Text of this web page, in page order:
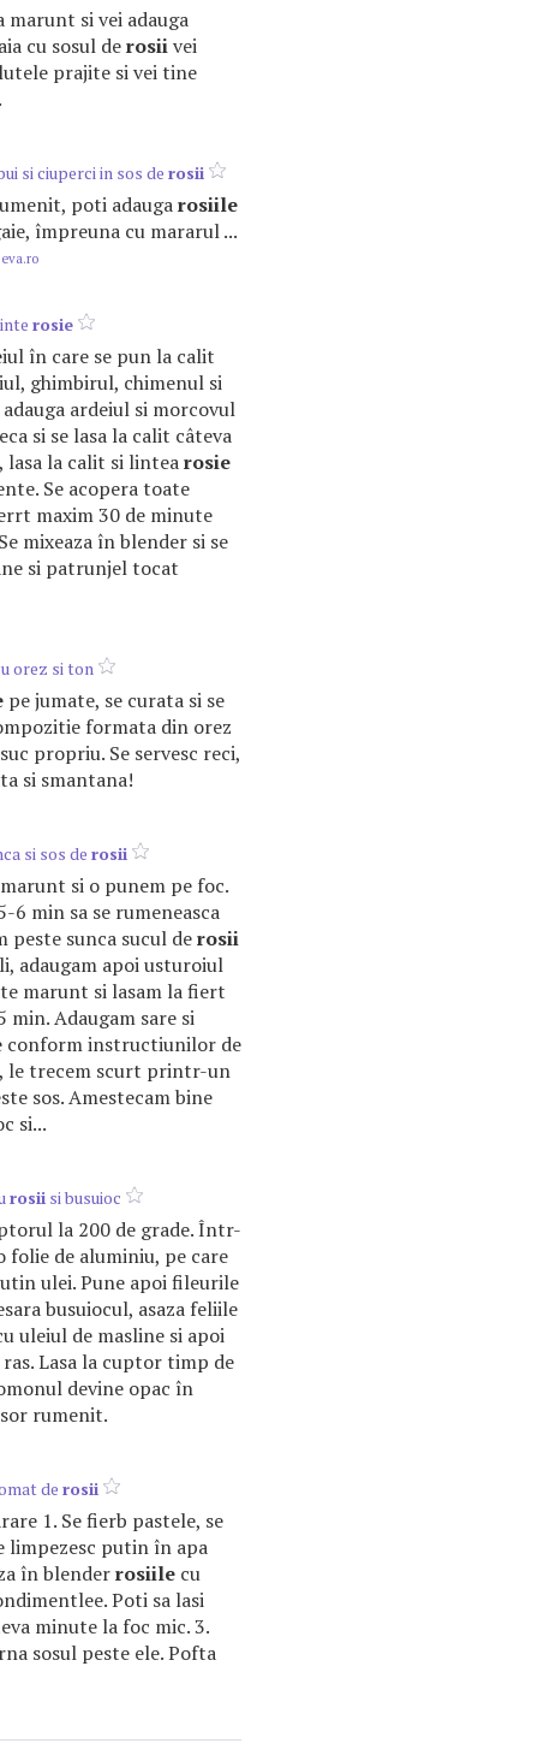
marunt si vei adauga
cu sosul derosiivei
prajite si vei tine
si ciuperci in sos de rosii
poti adaugarosiile
împreuna cu mararul ...
rosie
în care se pun la calit
ghimbirul, chimenul si
ardeiul si morcovul
si se lasa la calit câteva
lasa la calit si lintearosie
Se acopera toate
maxim 30 de minute
mixeaza în blender si se
si patrunjel tocat
orez si ton
pe jumate, se curata si se
formata din orez
propriu. Se servesc reci,
si smantana!
si sos de rosii
si o punem pe foc.
6 min sa se rumeneasca
peste sunca sucul derosii
adaugam apoi usturoiul
marunt si lasam la fiert
Adaugam sare si
conform instructiunilor de
le trecem scurt printr-un
sos. Amestecam bine
si...
rosii si busuioc
la 200 de grade. Într-
folie de aluminiu, pe care
ulei. Pune apoi fileurile
busuiocul, asaza feliile
uleiul de masline si apoi
Lasa la cuptor timp de
devine opac în
rumenit.
de rosii
1. Se fierb pastele, se
limpezesc putin în apa
în blenderrosiile cu
Poti sa lasi
minute la foc mic. 3.
sosul peste ele. Pofta